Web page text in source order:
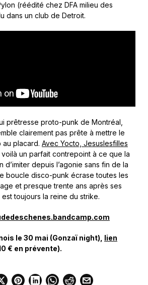
(réédité chez DFA milieu des
dans un club de Detroit.
prêtresse proto-punk de Montréal,
clairement pas prête à mettre le
placard. Avec Yocto, Jesuslesfilles
, voilà un parfait contrepoint à ce que la
d’imiter depuis l’agonie sans fin de la
boucle disco-punk écrase toutes les
et presque trente ans après ses
toujours la reine du strike.
le 30 mai (Gonzaï night), lien
€ en prévente).